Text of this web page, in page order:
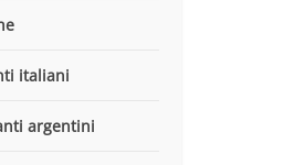
italiani
argentini